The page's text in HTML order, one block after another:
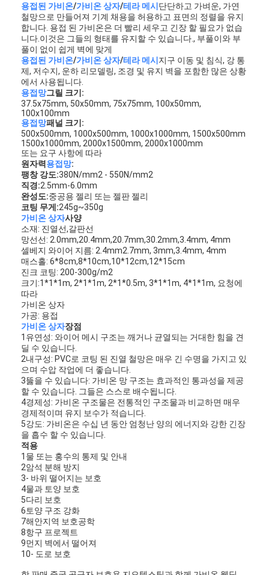
홈
제품 소개
회사 소개
용접된 가비온/가비온 상자/테라 메시 단단하고 가벼운, 가연
철망으로 만들어져 기계 채용을 허용하고 표면의 정렬을 유지
합니다. 용접 된 가비온은 더 빨리 세우고 긴장 할 필요가 없습
니다.이것은 그들의 형태를 유지할 수 있습니다., 부풀이와 부
풀이 없이 쉽게 벽에 맞게
용접된 가비온/가비온 상자/테라 메시 지구 이동 및 침식, 강 통
제, 저수지, 운하 리모델링, 조경 및 유지 벽을 포함한 많은 상황
에서 사용됩니다.
용접망그릴 크기:
37.5x75mm, 50x50mm, 75x75mm, 100x50mm,
100x100mm
용접망패널 크기:
500x500mm, 1000x500mm, 1000x1000mm, 1500x500mm
1500x1000mm, 2000x1500mm, 2000x1000mm
또는 요구 사항에 따라
원자력 용접망:
팽창 강도:380N/mm2 - 550N/mm2
직경:2.5mm-6.0mm
완성도:중공용 젤리 또는 젤판 젤리
코팅 무게:245g~350g
가비온 상자사양
소재: 진열선,갈판선
망선선: 2.0mm,20.4mm,20.7mm,30.2mm,3.4mm, 4mm
셀베지 와이어 지름: 2.4mm2.7mm, 3mm,3.4mm, 4mm
매스홀: 6*8cm,8*10cm,10*12cm,12*15cm
진크 코팅: 200-300g/m2
크기:1*1*1m, 2*1*1m, 2*1*0.5m, 3*1*1m, 4*1*1m, 요청에
따라
가비온 상자
가공: 용접
가비온 상자장점
1유연성: 와이어 메시 구조는 깨거나 균열되는 거대한 힘을 견
딜 수 있습니다.
2내구성: PVC로 코팅 된 진열 철망은 매우 긴 수명을 가지고 있
으며 수압 작업에 더 좋습니다.
3뚫을 수 있습니다: 가비온 망 구조는 효과적인 통과성을 제공
할 수 있습니다. 그들은 스스로 배수됩니다.
4경제성: 가비온 구조물은 전통적인 구조물과 비교하면 매우
경제적이며 유지 보수가 적습니다.
5강도: 가비온은 수십 년 동안 엄청난 양의 에너지와 강한 긴장
을 흡수 할 수 있습니다.
적용
1물 또는 홍수의 통제 및 안내
2암석 분해 방지
3- 바위 떨어지는 보호
4물과 토양 보호
5다리 보호
6토양 구조 강화
7해안지역 보호공학
8항구 프로젝트
9먼지 벽에서 떨어져
10- 도로 보호